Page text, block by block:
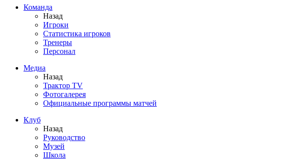
Команда
Назад
Игроки
Статистика игроков
Тренеры
Персонал
Медиа
Назад
Трактор TV
Фотогалерея
Официальные программы матчей
Клуб
Назад
Руководство
Музей
Школа